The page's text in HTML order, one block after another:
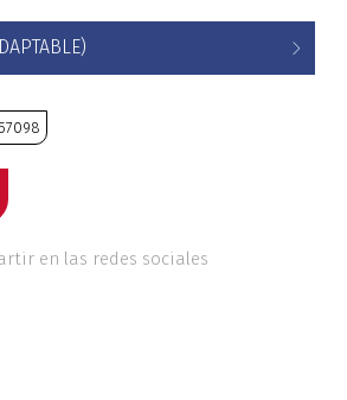
en las redes sociales